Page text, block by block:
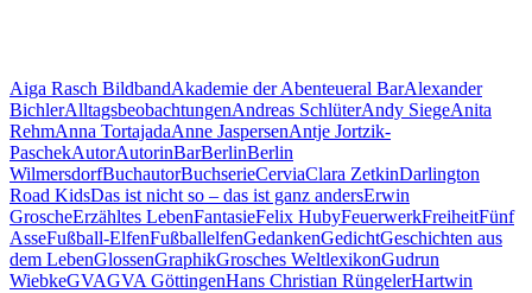
Aiga Rasch BildbandAkademie der Abenteueral BarAlexander
BichlerAlltagsbeobachtungenAndreas SchlüterAndy SiegeAnita
RehmAnna TortajadaAnne JaspersenAntje Jortzik-
PaschekAutorAutorinBarBerlinBerlin
WilmersdorfBuchautorBuchserieCerviaClara ZetkinDarlington
Road KidsDas ist nicht so – das ist ganz andersErwin
GroscheErzähltes LebenFantasieFelix HubyFeuerwerkFreiheitFünf
AsseFußball-ElfenFußballelfenGedankenGedichtGeschichten aus
dem LebenGlossenGraphikGrosches WeltlexikonGudrun
WiebkeGVAGVA GöttingenHans Christian RüngelerHartwin